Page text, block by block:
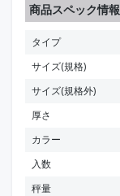
商品スペック情報
タイプ
サイズ(規格)
サイズ(規格外)
厚さ
カラー
入数
秤量